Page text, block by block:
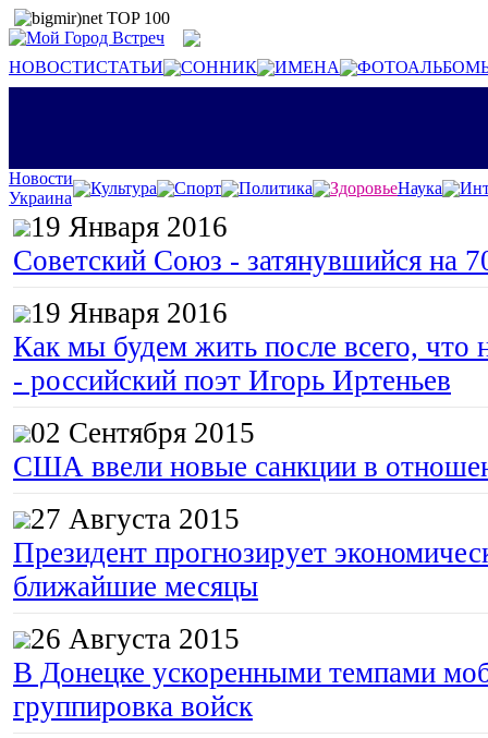
НОВОСТИСТАТЬИ СОННИК ИМЕНА
Новости
Украина
Культура Спорт Политика ЗдоровьеНаука
19 Января 2016
Советский Союз - затянувшийся на
19 Января 2016
Как мы будем жить после всего, что
- российский поэт Игорь Иртеньев
02 Сентября 2015
США ввели новые санкции в
27 Августа 2015
Президент прогнозирует
ближайшие месяцы
26 Августа 2015
В Донецке ускоренными темпами
группировка войск